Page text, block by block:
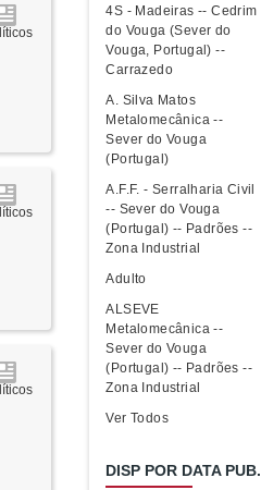
4S - Madeiras -- Cedrim
do Vouga (Sever do
Vouga, Portugal) --
Carrazedo
A. Silva Matos
Metalomecânica --
Sever do Vouga
(Portugal)
A.F.F. - Serralharia Civil
-- Sever do Vouga
(Portugal) -- Padrões --
Zona Industrial
Adulto
ALSEVE
Metalomecânica --
Sever do Vouga
(Portugal) -- Padrões --
Zona Industrial
Ver Todos
DISP POR DATA PUB.